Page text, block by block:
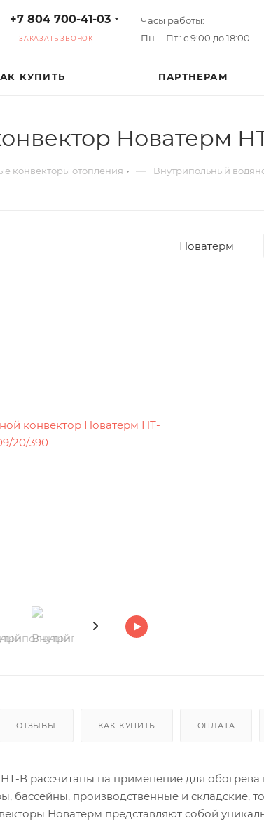
+7 804 700-41-03
ЗАКАЗАТЬ ЗВОНОК
Часы работы:
Пн. – Пт.: с 9:00 до 18:00
КУПИТЬ ПАРТНЕРАМ
Новатерм
конвекторы отопления — Внутрипольный
Новатерм
ОТЗЫВЫ КАК КУПИТЬ ОПЛАТА
В рассчитаны на применение для
бассейны, производственные и складские,
Новатерм представляют собой